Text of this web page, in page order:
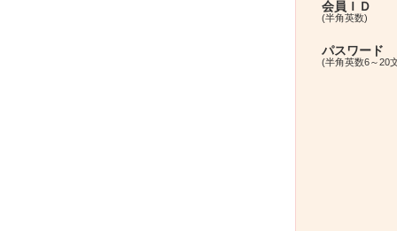
会員ＩＤ
(半角英数)
パスワード
(半角英数6～20